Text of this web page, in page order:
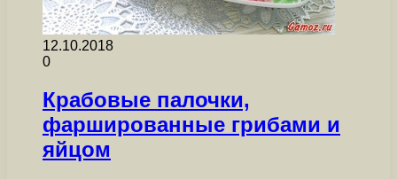
12.10.2018
0
Крабовые палочки,
фаршированные грибами и
яйцом